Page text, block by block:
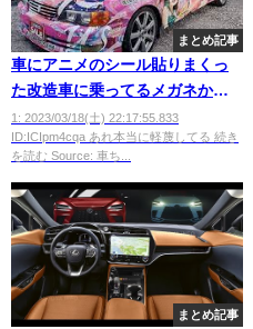
まとめ記事
車にアニメのシール貼りまくっ
た改造車に乗ってるメガネかけ
た男の人いるでしょ？
1: 2023/03/18(土) 22:17:55.833
ID:ICIpm4cqa あれ本当に軽蔑してる 続き
を読む Source: 車ち...
まとめ記事